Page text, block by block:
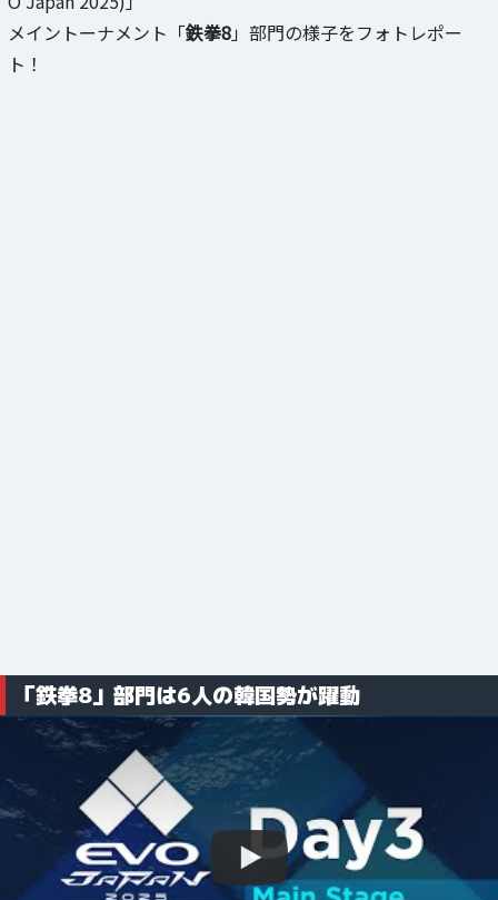
メイントーナメント「鉄拳8」部門の様子をフォトレポー
ト！
「鉄拳8」部門は6人の韓国勢が躍動